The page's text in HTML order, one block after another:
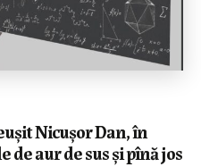
Nicușor Dan, în
de aur de sus și pînă jos